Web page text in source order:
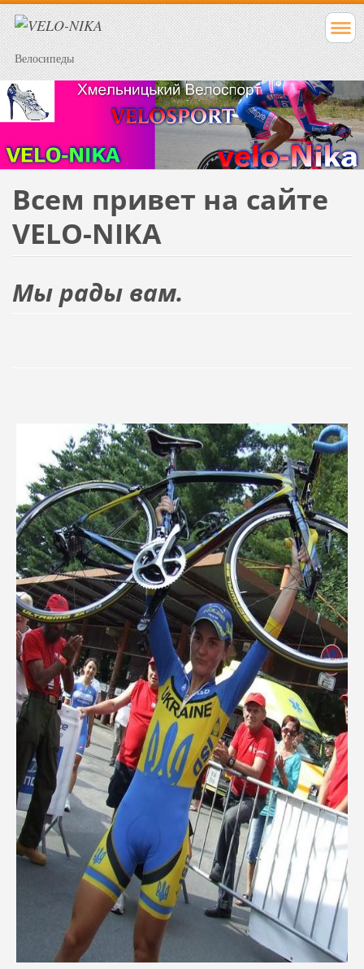
Велосипеды
Всем привет на сайте
VELO-NIKA
Мы рады вам.